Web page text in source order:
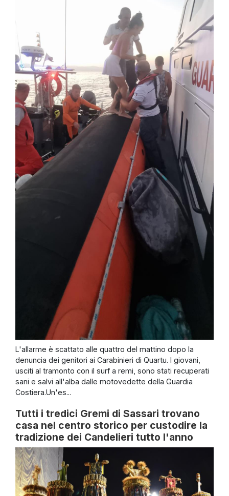
L'allarme è scattato alle quattro del mattino dopo la
denuncia dei genitori ai Carabinieri di Quartu. I giovani,
usciti al tramonto con il surf a remi, sono stati recuperati
sani e salvi all'alba dalle motovedette della Guardia
Costiera.Un'es...
Tutti i tredici Gremi di Sassari trovano
casa nel centro storico per custodire la
tradizione dei Candelieri tutto l'anno